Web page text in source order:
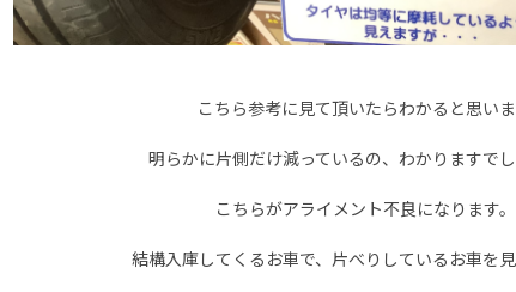
こちら参考に見て頂いたらわかると思い
明らかに片側だけ減っているの、わかりますで
こちらがアライメント不良になります。
結構入庫してくるお車で、片べりしているお車を見